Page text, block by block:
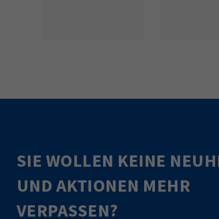
SIE WOLLEN KEINE
UND AKTIONEN MEHR
VERPASSEN?